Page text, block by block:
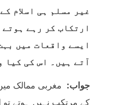
غیر مسلم ہی اسلام
ارتکاب کر رہے
ایسے واقعات میں
آتے ہیں۔ اس کی کیا
جواب: مغربی ممالک
کے مرتکب نہیں ہوتے